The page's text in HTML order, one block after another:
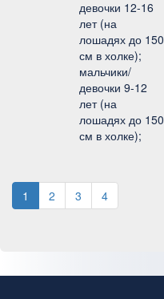
девочки 12-16
лет (на
лошадях до 150
см в холке);
мальчики/
девочки 9-12
лет (на
лошадях до 150
см в холке);
1 2 3 4